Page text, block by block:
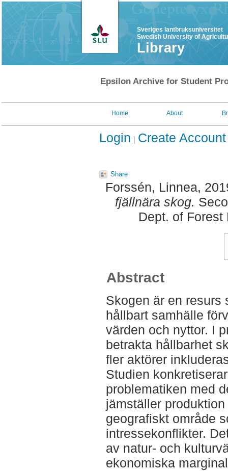
Sveriges lantbruksuniversitet
Swedish University of
Library
Epsilon Archive for Student
Home About
Login Create Account
Share
Forssén, Linnea,
fjällnära skog.
Dept. of
Abstract
Skogen är en resurs
hållbart samhälle
värden och nyttor. I
betrakta hållbarhet
fler aktörer
Studien
problematiken med
jämställer
geografiskt område
intressekonflikter.
av natur- och
ekonomiska